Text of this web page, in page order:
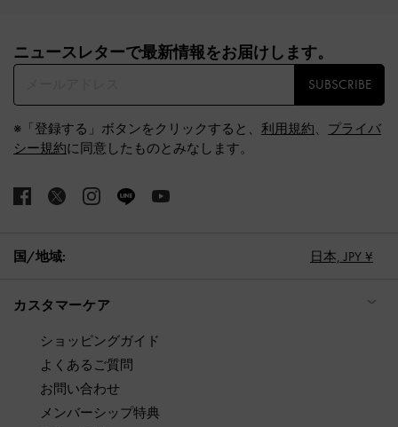
ニュースレターで最新情報をお届けします。​
SUBSCRIBE
※「登録する」ボタンをクリックすると、 利用規約、 プライバ
シー規約に同意したものとみなします。
国/地域: 日本, JPY ¥
カスタマーケア
ショッピングガイド
よくあるご質問
お問い合わせ
メンバーシップ特典